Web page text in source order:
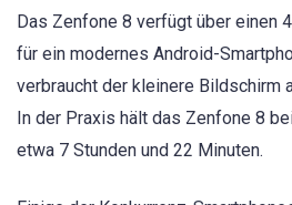
Das Zenfone 8 verfügt über einen
für ein modernes Android-
verbraucht der kleinere Bildschirm
In der Praxis hält das Zenfone 8
etwa 7 Stunden und 22 Minuten.